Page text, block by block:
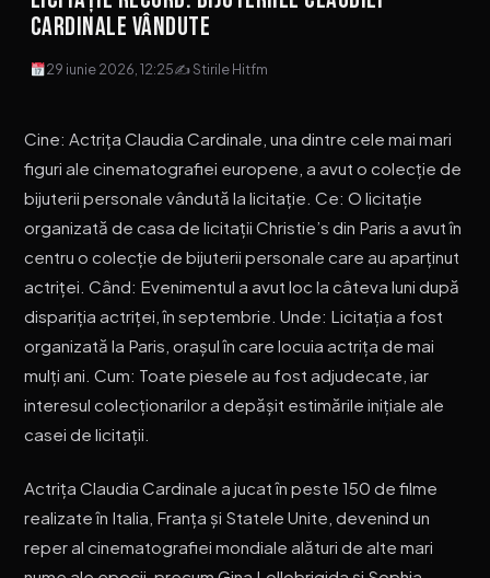
Cardinale vândute
29 iunie 2026, 12:25✍ Stirile Hitfm
Cine: Actrița Claudia Cardinale, una dintre cele mai mari
figuri ale cinematografiei europene, a avut o colecție de
bijuterii personale vândută la licitație. Ce: O licitație
organizată de casa de licitații Christie’s din Paris a avut în
centru o colecție de bijuterii personale care au aparținut
actriței. Când: Evenimentul a avut loc la câteva luni după
dispariția actriței, în septembrie. Unde: Licitația a fost
organizată la Paris, orașul în care locuia actrița de mai
mulți ani. Cum: Toate piesele au fost adjudecate, iar
interesul colecționarilor a depășit estimările inițiale ale
casei de licitații.
Actrița Claudia Cardinale a jucat în peste 150 de filme
realizate în Italia, Franța și Statele Unite, devenind un
reper al cinematografiei mondiale alături de alte mari